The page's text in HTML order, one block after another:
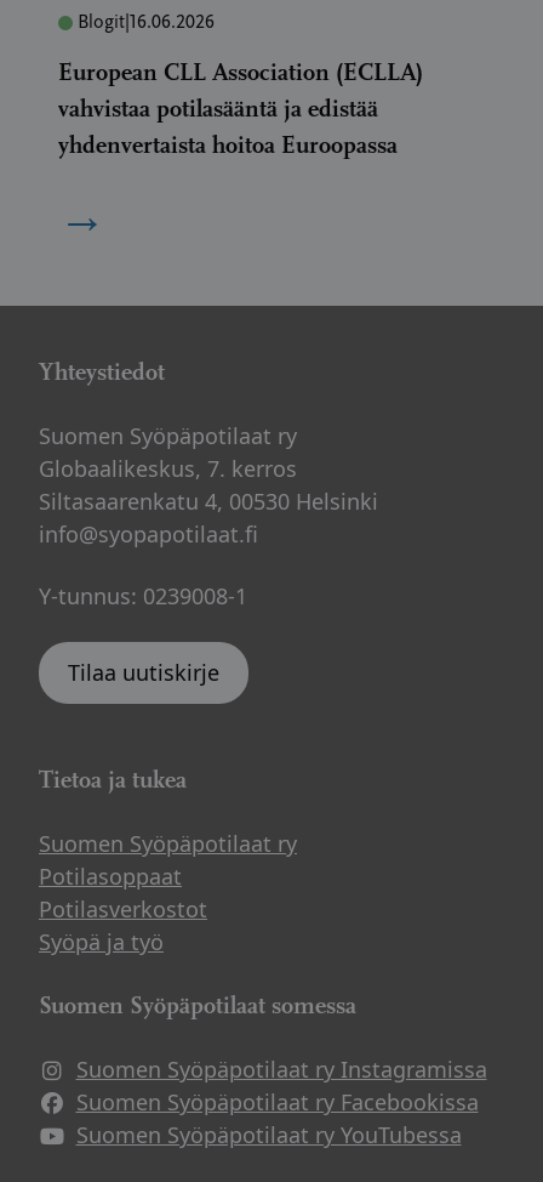
Blogit 16.06.2026
European CLL Association (ECLLA)
vahvistaa potilasääntä ja edistää
yhdenvertaista hoitoa Euroopassa
→
Yhteystiedot
Suomen Syöpäpotilaat ry
Globaalikeskus, 7. kerros
Siltasaarenkatu 4, 00530 Helsinki
info@syopapotilaat.fi
Y-tunnus: 0239008-1
Tilaa uutiskirje
Tietoa ja tukea
Suomen Syöpäpotilaat ry
Potilasoppaat
Potilasverkostot
Syöpä ja työ
Suomen Syöpäpotilaat somessa
Suomen Syöpäpotilaat ry Instagramissa
Suomen Syöpäpotilaat ry Facebookissa
Suomen Syöpäpotilaat ry YouTubessa